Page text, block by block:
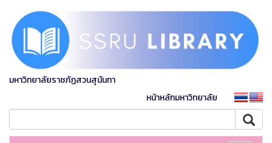
มหาวิทยาลัยราชภัฏสวนสุนันทา
หน้าหลักมหาวิทยาลัย